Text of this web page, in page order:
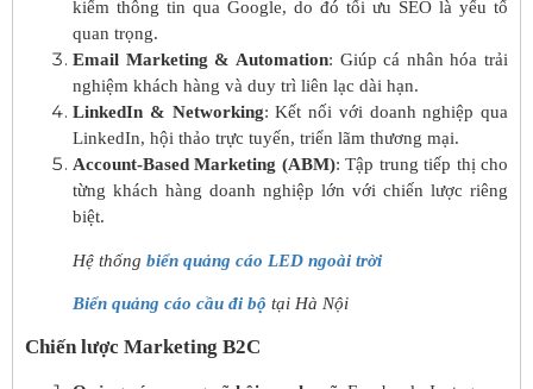
kiếm thông tin qua Google, do đó tối ưu SEO là yếu tố
quan trọng.
Email Marketing & Automation: Giúp cá nhân hóa trải
nghiệm khách hàng và duy trì liên lạc dài hạn.
LinkedIn & Networking: Kết nối với doanh nghiệp qua
LinkedIn, hội thảo trực tuyến, triển lãm thương mại.
Account-Based Marketing (ABM): Tập trung tiếp thị cho
từng khách hàng doanh nghiệp lớn với chiến lược riêng
biệt.
Hệ thống biển quảng cáo LED ngoài trời
Biển quảng cáo cầu đi bộ tại Hà Nội
Chiến lược Marketing B2C